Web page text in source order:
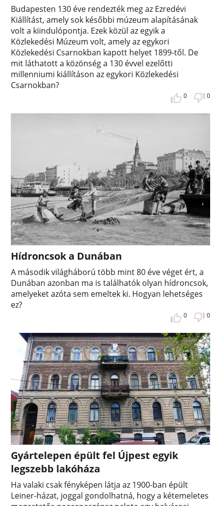
Budapesten 130 éve rendezték meg az Ezredévi
Kiállítást, amely sok későbbi múzeum alapításának
volt a kiindulópontja. Ezek közül az egyik a
Közlekedési Múzeum volt, amely az egykori
Közlekedési Csarnokban kapott helyet 1899-től. De
mit láthatott a közönség a 130 évvel ezelőtti
millenniumi kiállításon az egykori Közlekedési
Csarnokban?
0 0
Hídroncsok a Dunában
A második világháború több mint 80 éve véget ért, a
Dunában azonban ma is találhatók olyan hídroncsok,
amelyeket azóta sem emeltek ki. Hogyan lehetséges
ez?
0 0
Gyártelepen épült fel Újpest egyik
legszebb lakóháza
Ha valaki csak fényképen látja az 1900-ban épült
Leiner-házat, joggal gondolhatná, hogy a kétemeletes